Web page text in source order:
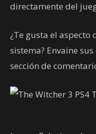
directamente del
¿Te gusta el aspecto
sistema? Envaine
sección de